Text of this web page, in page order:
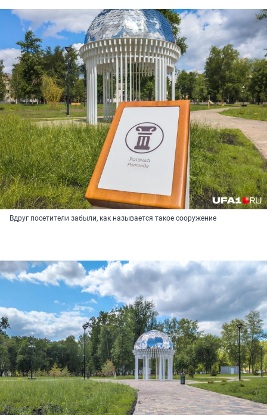
Вдруг посетители забыли, как называется такое сооружение